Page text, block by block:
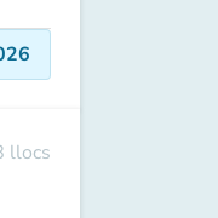
llocs